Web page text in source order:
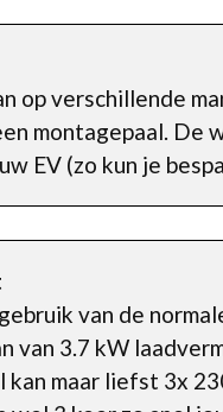
op verschillende
montagepaal.
EV (zo kun je
van de
van 3.7 kW
kan maar liefst 3x